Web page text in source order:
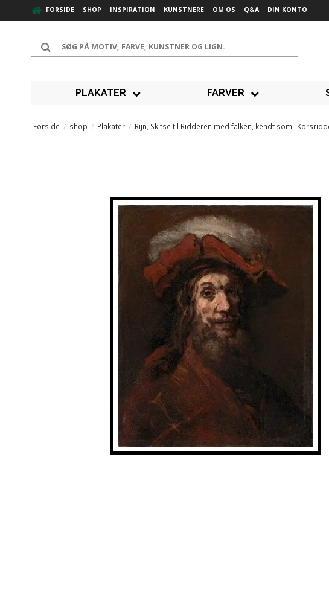
FORSIDE SHOP INSPIRATION KUNSTNERE OM OS Q&A DIN KONTO
PLAKATER FARVER
Forside / shop / Plakater / Rijn, Skitse til Ridderen med falken, kendt som